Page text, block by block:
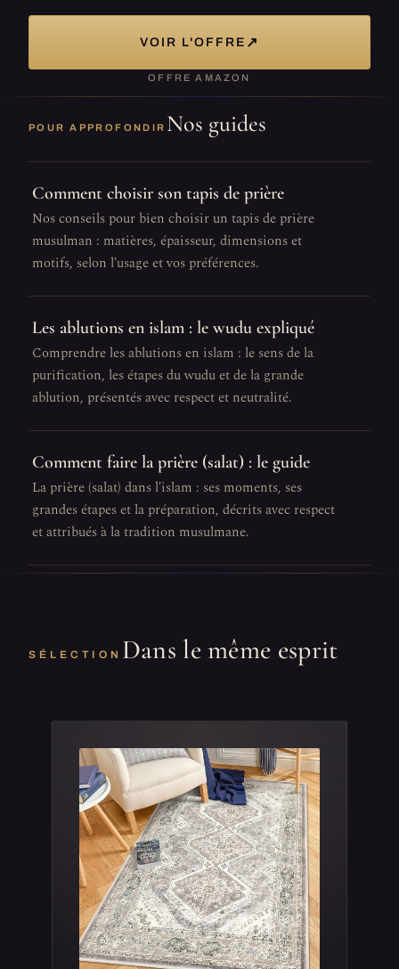
VOIR L'OFFRE ↗
OFFRE AMAZON
POUR APPROFONDIR Nos guides
Comment choisir son tapis de prière
Nos conseils pour bien choisir un tapis de prière
musulman : matières, épaisseur, dimensions et
motifs, selon l'usage et vos préférences.
Les ablutions en islam : le wudu expliqué
Comprendre les ablutions en islam : le sens de la
purification, les étapes du wudu et de la grande
ablution, présentés avec respect et neutralité.
Comment faire la prière (salat) : le guide
La prière (salat) dans l'islam : ses moments, ses
grandes étapes et la préparation, décrits avec respect
et attribués à la tradition musulmane.
SÉLECTION Dans le même esprit